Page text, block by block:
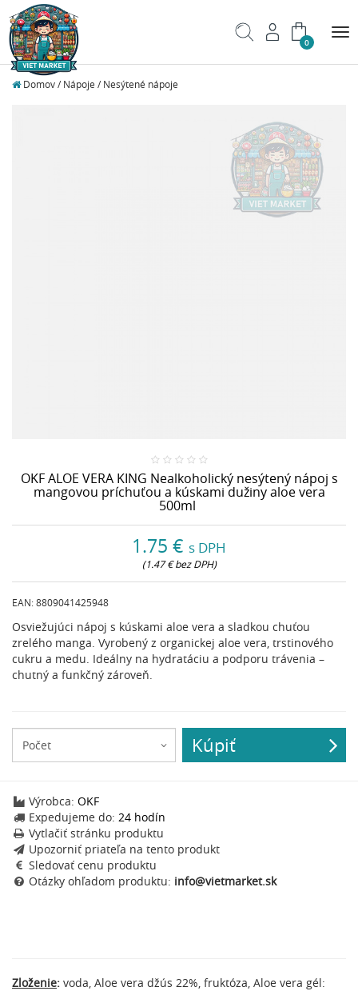
0
Domov/ Nápoje / Nesýtené nápoje
OKF ALOE VERA KING Nealkoholický nesýtený nápoj s
mangovou príchuťou a kúskami dužiny aloe vera
500ml
1.75 € s DPH
(1.47 € bez DPH)
EAN: 8809041425948
Osviežujúci nápoj s kúskami aloe vera a sladkou chuťou
zrelého manga. Vyrobený z organickej aloe vera, trstinového
cukru a medu. Ideálny na hydratáciu a podporu trávenia –
chutný a funkčný zároveň.
Kúpiť
Výrobca:OKF
Expedujeme do:24 hodín
Vytlačiť stránku produktu
Upozorniť priateľa na tento produkt
Sledovať cenu produktu
Otázky ohľadom produktu: info@vietmarket.sk
Zloženie: voda, Aloe vera džús 22%, fruktóza, Aloe vera gél: